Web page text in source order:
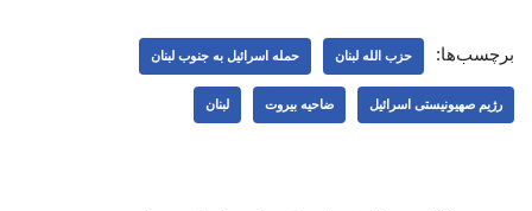
برچسب‌ها: حزب الله لبنان حمله اسرائیل به جنوب لبنان
رژیم صهیونیستی اسرائیل ضاحیه بیروت لبنان